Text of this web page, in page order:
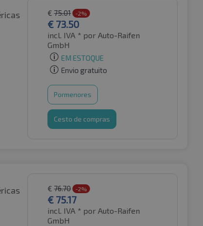
€ 75.01 -2%
€ 73.50
incl. IVA * por Auto-Raifen
GmbH
EM ESTOQUE
Envio gratuito
Pormenores
Cesto de compras
€ 76.70 -2%
€ 75.17
incl. IVA * por Auto-Raifen
GmbH